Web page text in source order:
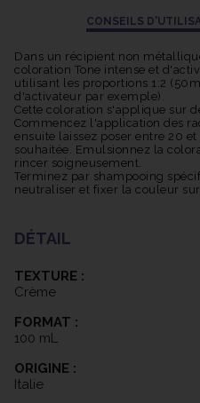
CONSEILS
Dans un récipient non
coloration Tone intense et
utilisant les proportions 1:2
d'activateur par exemple).
Cette coloration s'applique sur
Commencez l'application des
ensuite laissez poser entre 20
souhaitée. Emulsionnez la
rincer soigneusement.
Terminez par shampooing
neutraliser et fixer la couleur sur
DÉTAIL
TEXTURE :
Crème
FORMAT :
100 mL
ORIGINE :
Italie